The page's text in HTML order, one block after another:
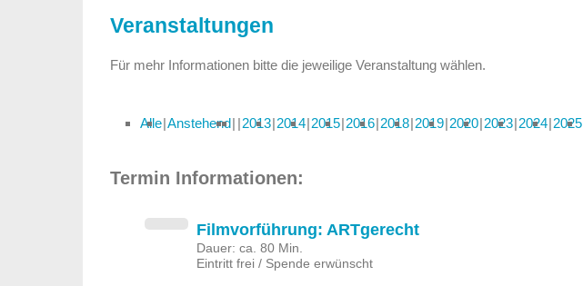
Veranstaltungen
Für mehr Informationen bitte die jeweilige Veranstaltung wählen.
Alle Anstehend 2013 2014 2015 2016 2018 2019 2020 2023 2024 2025
Termin Informationen:
Filmvorführung: ARTgerecht
Dauer: ca. 80 Min.
Eintritt frei / Spende erwünscht